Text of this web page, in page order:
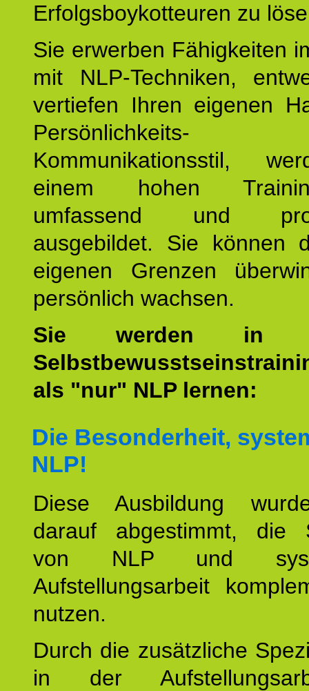
Erfolgsboykotteuren zu
Sie erwerben Fähigkeiten
mit NLP-Techniken,
vertiefen Ihren eigenen
Kommunikationsstil,
einem hohen
umfassend und
ausgebildet. Sie können
eigenen Grenzen
persönlich wachsen.
Sie werden
als "nur" NLP lernen:
Die Besonderheit,
NLP!
Diese Ausbildung
darauf abgestimmt, die
von NLP und
Aufstellungsarbeit
nutzen.
Durch die zusätzliche
in der